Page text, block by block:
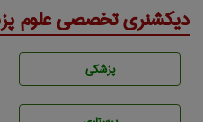
دیکشنری تخصصی علوم
پزشكی